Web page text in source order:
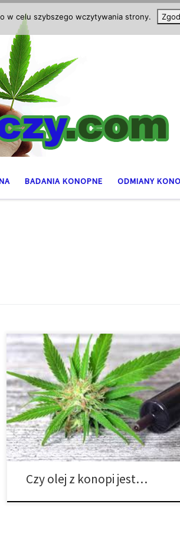
BADANIA KONOPNE ODMIANY
Czy olej z konopi jest… Czy olej z konopi jest…
nielegalny w przypadku zastosowania
Mimo iż obie rośliny pochodzą od Cannabis
konopie są szerzej stosowane z powodów
przemysłowych. Z drugiej strony, marihuana jest
preferowana ze względu na jej właściwości
psychoaktywne. Konopie są stosowane od
starożytnych do […]
Czy olej z konopi jest…
w celu szybszego wczytywania strony.